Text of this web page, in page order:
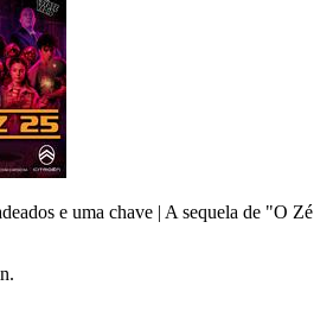
e uma chave | A sequela de "O Zé